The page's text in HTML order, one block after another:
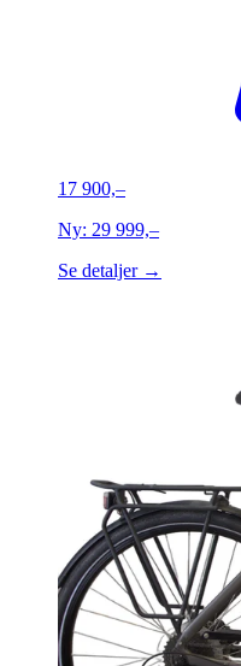
17 900,–
Ny: 29 999,–
Se detaljer →